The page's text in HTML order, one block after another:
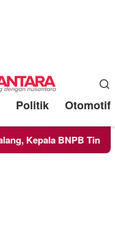
Politik Otomotif
BNPB Tinjau